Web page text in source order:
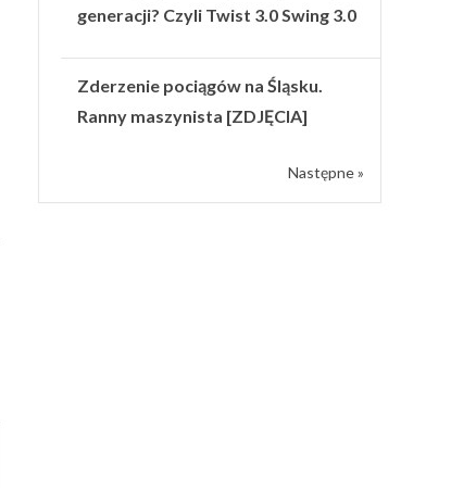
generacji? Czyli Twist 3.0 Swing 3.0
Zderzenie pociągów na Śląsku.
Ranny maszynista [ZDJĘCIA]
Następne »